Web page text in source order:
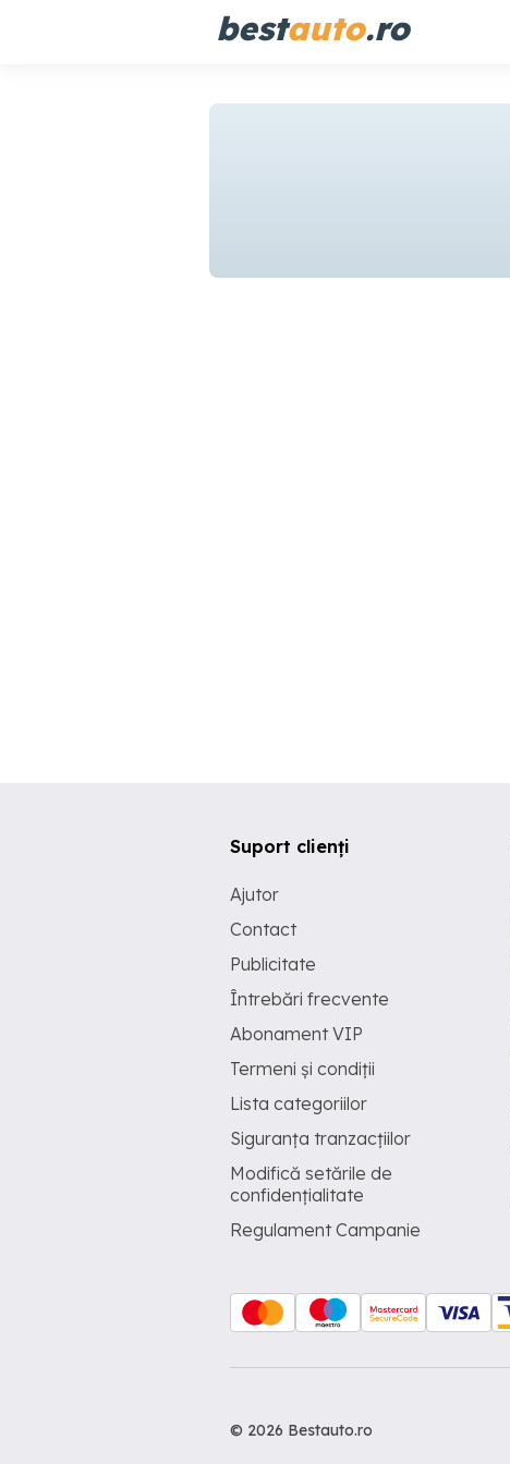
bestauto.ro
Suport clienți
Ajutor
Contact
Publicitate
Întrebări frecvente
Abonament VIP
Termeni și condiții
Lista categoriilor
Siguranța tranzacțiilor
Modifică setările de
confidențialitate
Regulament Campanie
© 2026 Bestauto.ro